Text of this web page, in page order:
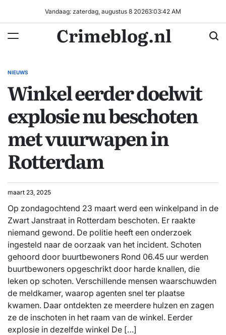
inhoud
Vandaag: zaterdag, augustus 8 20263:03:43 AM
Crimeblog.nl
GEPLAATST
NIEUWS
Winkel eerder doelwit
explosie nu beschoten
met vuurwapen in
Rotterdam
maart 23, 2025
Op zondagochtend 23 maart werd een winkelpand in de
Zwart Janstraat in Rotterdam beschoten. Er raakte
niemand gewond. De politie heeft een onderzoek
ingesteld naar de oorzaak van het incident. Schoten
gehoord door buurtbewoners Rond 06.45 uur werden
buurtbewoners opgeschrikt door harde knallen, die
leken op schoten. Verschillende mensen waarschuwden
de meldkamer, waarop agenten snel ter plaatse
kwamen. Daar ontdekten ze meerdere hulzen en zagen
ze de inschoten in het raam van de winkel. Eerder
explosie in dezelfde winkel De […]